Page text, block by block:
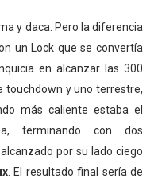
y daca. Pero la diferencia
un Lock que se convertía
en alcanzar las 300
touchdown y uno terrestre,
más caliente estaba el
terminando con dos
por su lado ciego
. El resultado final sería de